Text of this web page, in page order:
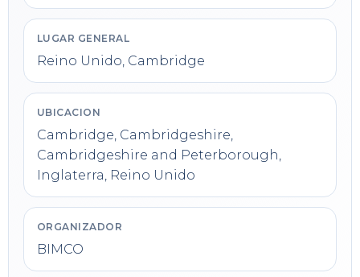
LUGAR GENERAL
Reino Unido, Cambridge
UBICACION
Cambridge, Cambridgeshire,
Cambridgeshire and Peterborough,
Inglaterra, Reino Unido
ORGANIZADOR
BIMCO